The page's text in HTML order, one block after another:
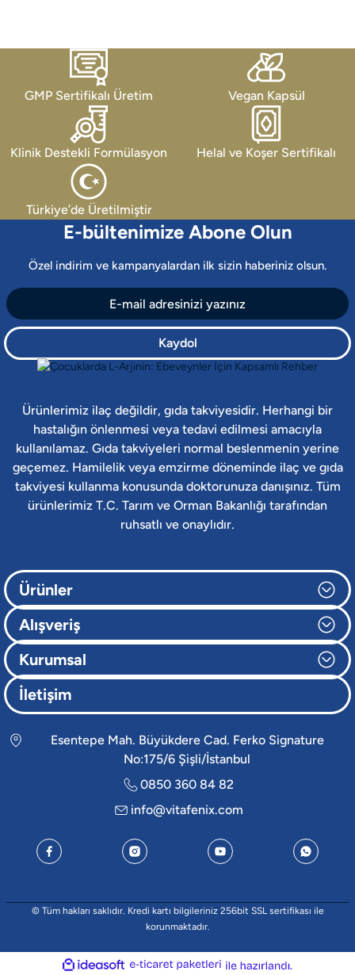
GMP Sertifikalı Üretim Vegan Kapsül
Klinik Destekli Formülasyon Helal ve Koşer Sertifikalı
Türkiye’de Üretilmiştir
E-bültenimize Abone Olun
Özel indirim ve kampanyalardan ilk sizin haberiniz olsun.
Kaydol
Ürünlerimiz ilaç değildir, gıda takviyesidir. Herhangi bir
hastalığın önlenmesi veya tedavi edilmesi amacıyla
kullanılamaz. Gıda takviyeleri normal beslenmenin yerine
geçemez. Hamilelik veya emzirme döneminde ilaç ve gıda
takviyesi kullanma konusunda doktorunuza danışınız. Tüm
ürünlerimiz T.C. Tarım ve Orman Bakanlığı tarafından
ruhsatlı ve onaylıdır.
Ürünler
Alışveriş
Kurumsal
İletişim
Esentepe Mah. Büyükdere Cad. Ferko Signature
No:175/6 Şişli/İstanbul
0850 360 84 82
info@vitafenix.com
© Tüm hakları saklıdır. Kredi kartı bilgileriniz 256bit SSL sertifikası ile
korunmaktadır.
ideasoft e-